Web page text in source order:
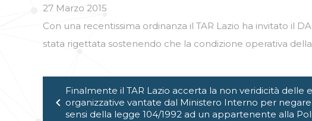
27 Marzo 2015
Con una recentissima ordinanza il TAR Lazio ha invitato il
stata rigettata sostenendo che la condizione operativa
Navigazione
chevron_left
Finalmente il TAR Lazio accerta la non veridicità delle
organizzative vantate dal Ministero Interno per
sensi della legge 104/1992 ad un appartenente alla